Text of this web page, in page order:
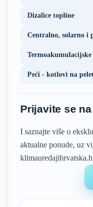
Dizalice topline
Centralno, solarno i
Termoakumulacijske
Peći - kotlovi na
Prijavite se
I saznajte više o
aktualne ponude, uz